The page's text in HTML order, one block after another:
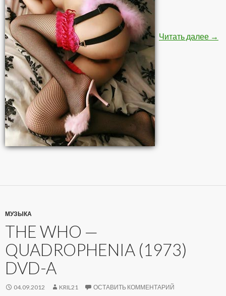
Читать далее →
МУЗЫКА
THE WHO —
QUADROPHENIA (1973)
DVD-A
04.09.2012 KRIL21 ОСТАВИТЬ КОММЕНТАРИЙ